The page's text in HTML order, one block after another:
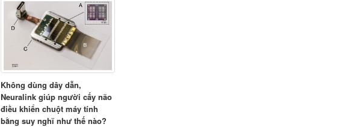
Không dùng dây dẫn,
Neuralink giúp người cấy não
điều khiển chuột máy tính
bằng suy nghĩ như thế nào?